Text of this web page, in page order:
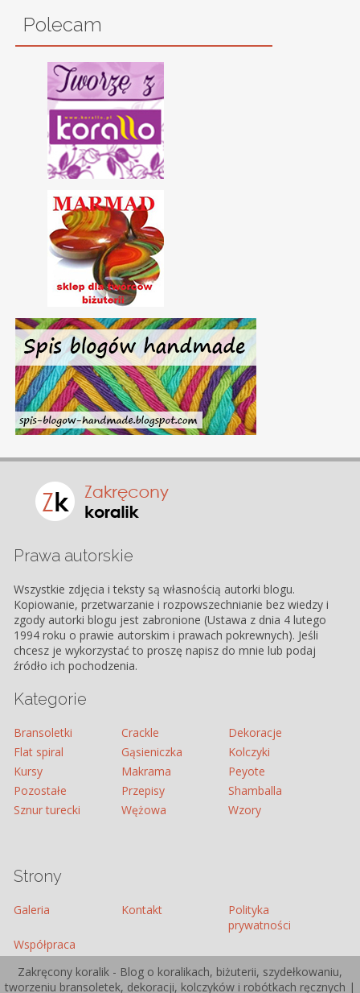
Polecam
Prawa autorskie
Wszystkie zdjęcia i teksty są własnością autorki blogu.
Kopiowanie, przetwarzanie i rozpowszechnianie bez wiedzy i
zgody autorki blogu jest zabronione (Ustawa z dnia 4 lutego
1994 roku o prawie autorskim i prawach pokrewnych). Jeśli
chcesz je wykorzystać to proszę napisz do mnie lub podaj
źródło ich pochodzenia.
Kategorie
Bransoletki Crackle
Dekoracje
Flat spiral
Gąsieniczka
Kolczyki
Kursy
Makrama
Peyote
Pozostałe
Przepisy
Shamballa
Sznur turecki
Wężowa Wzory
Strony
Galeria Kontakt
Polityka
prywatności
Współpraca
Zakręcony koralik - Blog o koralikach, biżuterii, szydełkowaniu,
tworzeniu bransoletek, dekoracji, kolczyków i robótkach ręcznych |